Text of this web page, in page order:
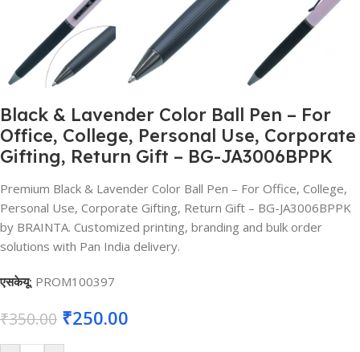
Black & Lavender Color Ball Pen – For
Office, College, Personal Use, Corporate
Gifting, Return Gift – BG-JA3006BPPK
Premium Black & Lavender Color Ball Pen – For Office, College,
Personal Use, Corporate Gifting, Return Gift – BG-JA3006BPPK
by BRAINTA. Customized printing, branding and bulk order
solutions with Pan India delivery.
एसकेयू: PROM100397
₹350.00 ₹250.00